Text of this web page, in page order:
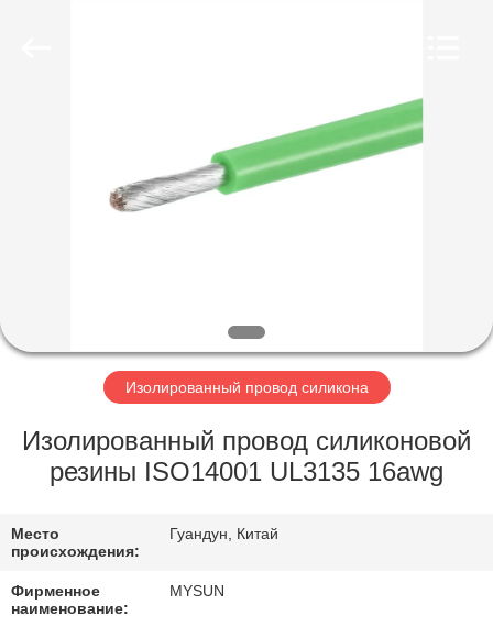
ПРОДУКТЫ
ПУТЕШЕСТВИЕ
ФАБРИКИ
ПРОВЕРКА
СВЯЖИТЕСЬ
МЫ
Изолированный провод силикона
Изолированный провод силиконовой
резины ISO14001 UL3135 16awg
Место
происхождения:
Гуандун, Китай
Фирменное
наименование:
MYSUN